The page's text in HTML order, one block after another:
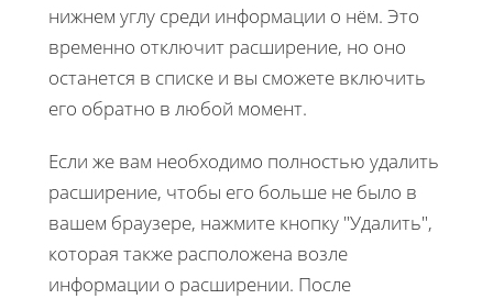
нижнем углу среди информации о нём. Это
временно отключит расширение, но оно
останется в списке и вы сможете включить
его обратно в любой момент.
Если же вам необходимо полностью удалить
расширение, чтобы его больше не было в
вашем браузере, нажмите кнопку "Удалить",
которая также расположена возле
информации о расширении. После